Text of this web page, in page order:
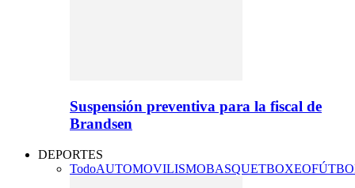
Suspensión preventiva para la fiscal de
Brandsen
DEPORTES
TodoAUTOMOVILISMOBASQUETBOXEO